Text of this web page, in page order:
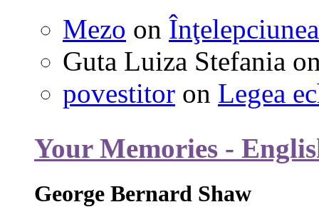
Mezo on Înţelepciunea
Guta Luiza Stefania
povestitor on Legea
Your Memories -
George Bernard Shaw